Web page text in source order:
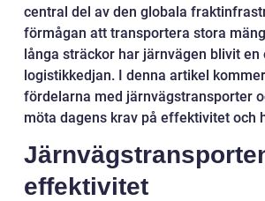
central del av den globala
förmågan att transportera stora
långa sträckor har järnvägen blivit en
logistikkedjan. I denna artikel
fördelarna med järnvägstransporter
möta dagens krav på effektivitet och
effektivitet